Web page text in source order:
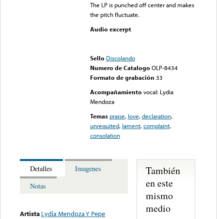
The LP is punched off center and makes
the pitch fluctuate.
Audio excerpt
Sello Discolando
Numero de Catalogo OLP-8434
Formato de grabación 33
Acompañamiento vocal: Lydia
Mendoza
Temas praise, love,declaration,
unrequited, lament,complaint,
consolation
Detalles
Imagenes
Notas
Artista Lydia Mendoza Y Pepe
También
en este
mismo
medio